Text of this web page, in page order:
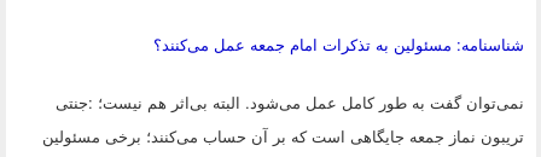
شناسنامه: مسئولین به تذکرات امام جمعه عمل می‌کنند؟
جنتی: نمی‌توان گفت به طور کامل عمل می‌شود. البته بی‌اثر هم نیست؛
تریبون نماز جمعه جایگاهی است که بر آن حساب می‌کنند؛ برخی مسئولین